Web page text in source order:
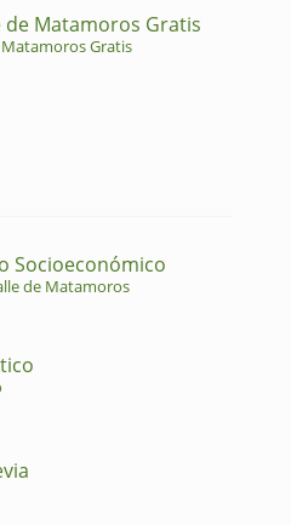
de Matamoros Gratis
Gratis
Socioeconómico
de Matamoros